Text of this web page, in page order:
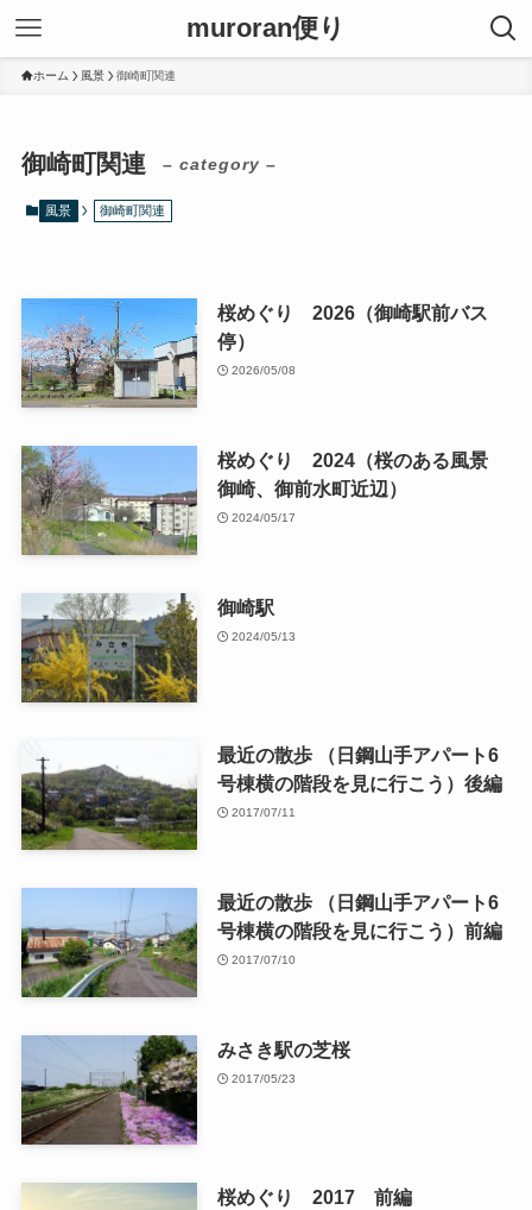
muroran便り
ホーム 風景 御崎町関連
御崎町関連 – category –
風景 御崎町関連
桜めぐり 2026（御崎駅前バス
停）
2026/05/08
桜めぐり 2024（桜のある風景
御崎、御前水町近辺）
2024/05/17
御崎駅
2024/05/13
最近の散歩 （日鋼山手アパート6
号棟横の階段を見に行こう）後編
2017/07/11
最近の散歩 （日鋼山手アパート6
号棟横の階段を見に行こう）前編
2017/07/10
みさき駅の芝桜
2017/05/23
桜めぐり 2017 前編